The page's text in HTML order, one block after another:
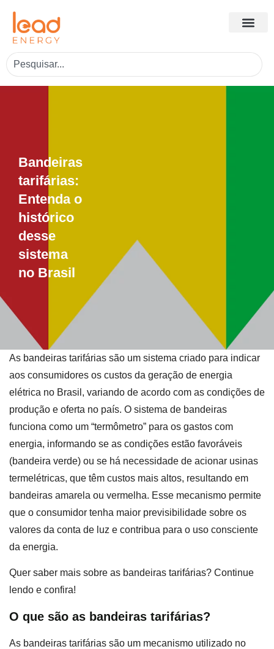
Bandeiras
tarifárias:
Entenda o
histórico
desse
sistema
no Brasil
As bandeiras tarifárias são um sistema criado para indicar
aos consumidores os custos da geração de energia
elétrica no Brasil, variando de acordo com as condições de
produção e oferta no país. O sistema de bandeiras
funciona como um “termômetro” para os gastos com
energia, informando se as condições estão favoráveis
(bandeira verde) ou se há necessidade de acionar usinas
termelétricas, que têm custos mais altos, resultando em
bandeiras amarela ou vermelha. Esse mecanismo permite
que o consumidor tenha maior previsibilidade sobre os
valores da conta de luz e contribua para o uso consciente
da energia.
Quer saber mais sobre as bandeiras tarifárias? Continue
lendo e confira!
O que são as bandeiras tarifárias?
As bandeiras tarifárias são um mecanismo utilizado no